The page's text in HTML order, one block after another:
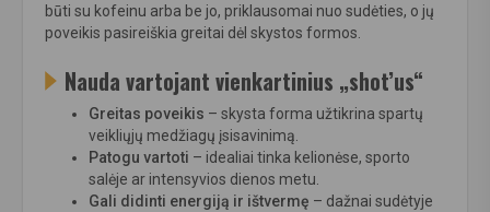
būti su kofeinu arba be jo, priklausomai nuo sudėties, o jų
poveikis pasireiškia greitai dėl skystos formos.
Nauda vartojant vienkartinius „shot’us“
Greitas poveikis – skysta forma užtikrina spartų
veikliųjų medžiagų įsisavinimą.
Patogu vartoti – idealiai tinka kelionėse, sporto
salėje ar intensyvios dienos metu.
Gali didinti energiją ir ištvermę – dažnai sudėtyje